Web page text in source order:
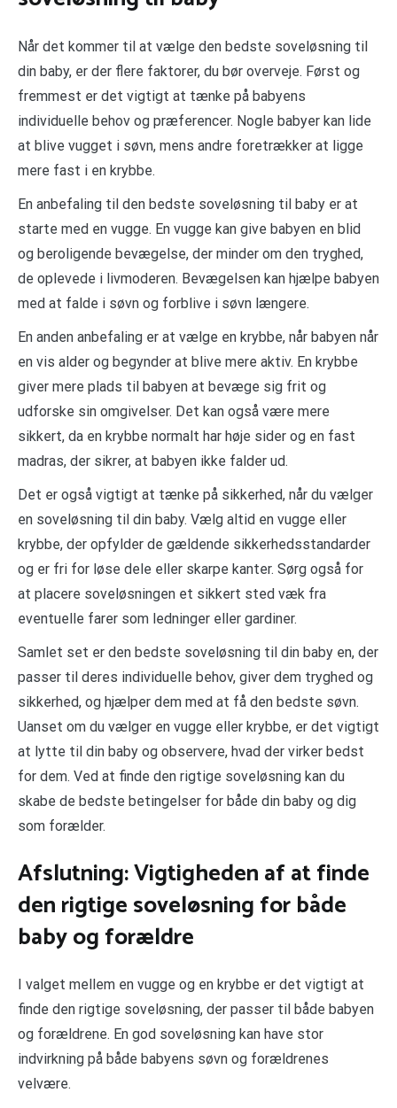
Når det kommer til at vælge den bedste soveløsning til
din baby, er der flere faktorer, du bør overveje. Først og
fremmest er det vigtigt at tænke på babyens
individuelle behov og præferencer. Nogle babyer kan lide
at blive vugget i søvn, mens andre foretrækker at ligge
mere fast i en krybbe.
En anbefaling til den bedste soveløsning til baby er at
starte med en vugge. En vugge kan give babyen en blid
og beroligende bevægelse, der minder om den tryghed,
de oplevede i livmoderen. Bevægelsen kan hjælpe babyen
med at falde i søvn og forblive i søvn længere.
En anden anbefaling er at vælge en krybbe, når babyen når
en vis alder og begynder at blive mere aktiv. En krybbe
giver mere plads til babyen at bevæge sig frit og
udforske sin omgivelser. Det kan også være mere
sikkert, da en krybbe normalt har høje sider og en fast
madras, der sikrer, at babyen ikke falder ud.
Det er også vigtigt at tænke på sikkerhed, når du vælger
en soveløsning til din baby. Vælg altid en vugge eller
krybbe, der opfylder de gældende sikkerhedsstandarder
og er fri for løse dele eller skarpe kanter. Sørg også for
at placere soveløsningen et sikkert sted væk fra
eventuelle farer som ledninger eller gardiner.
Samlet set er den bedste soveløsning til din baby en, der
passer til deres individuelle behov, giver dem tryghed og
sikkerhed, og hjælper dem med at få den bedste søvn.
Uanset om du vælger en vugge eller krybbe, er det vigtigt
at lytte til din baby og observere, hvad der virker bedst
for dem. Ved at finde den rigtige soveløsning kan du
skabe de bedste betingelser for både din baby og dig
som forælder.
Afslutning: Vigtigheden af at finde
den rigtige soveløsning for både
baby og forældre
I valget mellem en vugge og en krybbe er det vigtigt at
finde den rigtige soveløsning, der passer til både babyen
og forældrene. En god soveløsning kan have stor
indvirkning på både babyens søvn og forældrenes
velvære.